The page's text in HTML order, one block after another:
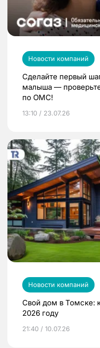
Новости компаний
Сделайте первый
малыша —
по ОМС!
13:10 / 23.07.26
Новости компаний
Свой дом в Томске:
2026 году
21:40 / 10.07.26